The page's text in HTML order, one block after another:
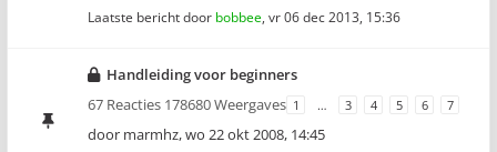
Laatste bericht door bobbee, vr 06 dec 2013, 15:36
Handleiding voor beginners
67 Reacties 178680 Weergaves 1 … 3 4 5 6 7
door marmhz,wo 22 okt 2008, 14:45